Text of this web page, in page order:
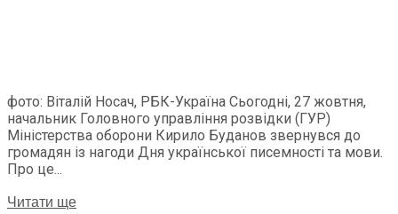
фото: Віталій Носач, РБК-Україна Сьогодні, 27 жовтня,
начальник Головного управління розвідки (ГУР)
Міністерства оборони Кирило Буданов звернувся до
громадян із нагоди Дня української писемності та мови.
Про це...
Читати ще